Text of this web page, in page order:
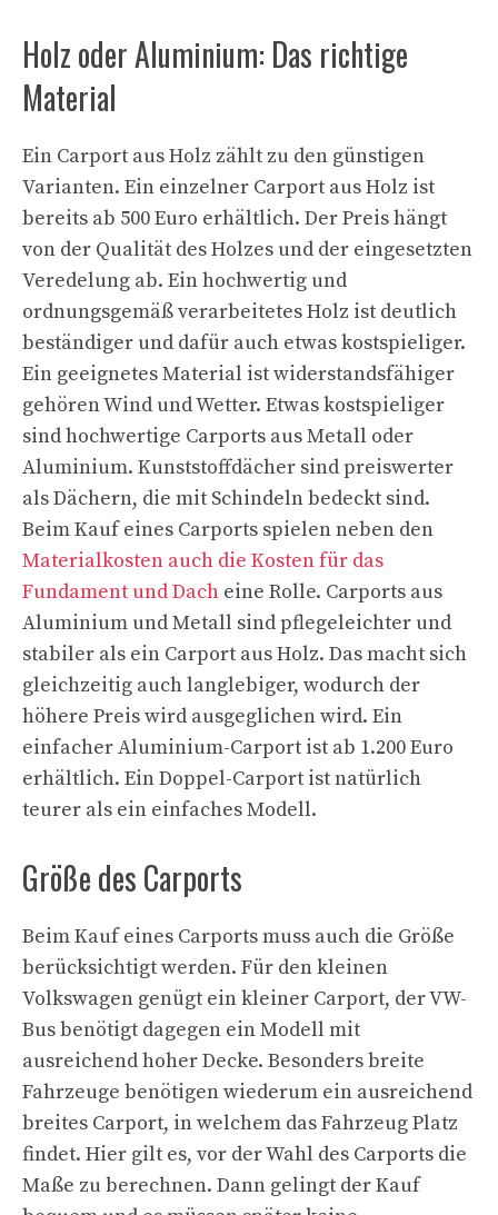
Holz oder Aluminium: Das richtige
Material
Ein Carport aus Holz zählt zu den günstigen
Varianten. Ein einzelner Carport aus Holz ist
bereits ab 500 Euro erhältlich. Der Preis hängt
von der Qualität des Holzes und der eingesetzten
Veredelung ab. Ein hochwertig und
ordnungsgemäß verarbeitetes Holz ist deutlich
beständiger und dafür auch etwas kostspieliger.
Ein geeignetes Material ist widerstandsfähiger
gehören Wind und Wetter. Etwas kostspieliger
sind hochwertige Carports aus Metall oder
Aluminium. Kunststoffdächer sind preiswerter
als Dächern, die mit Schindeln bedeckt sind.
Beim Kauf eines Carports spielen neben den
Materialkosten auch die Kosten für das
Fundament und Dach eine Rolle. Carports aus
Aluminium und Metall sind pflegeleichter und
stabiler als ein Carport aus Holz. Das macht sich
gleichzeitig auch langlebiger, wodurch der
höhere Preis wird ausgeglichen wird. Ein
einfacher Aluminium-Carport ist ab 1.200 Euro
erhältlich. Ein Doppel-Carport ist natürlich
teurer als ein einfaches Modell.
Größe des Carports
Beim Kauf eines Carports muss auch die Größe
berücksichtigt werden. Für den kleinen
Volkswagen genügt ein kleiner Carport, der VW-
Bus benötigt dagegen ein Modell mit
ausreichend hoher Decke. Besonders breite
Fahrzeuge benötigen wiederum ein ausreichend
breites Carport, in welchem das Fahrzeug Platz
findet. Hier gilt es, vor der Wahl des Carports die
Maße zu berechnen. Dann gelingt der Kauf